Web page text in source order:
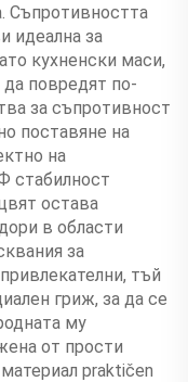
Съпротивността
идеална за
кухненски маси,
повредят по-
за съпротивност
поставяне на
на
стабилност
остава
в области
за
тъй
гриж, за да се
му
от прости
praktičen